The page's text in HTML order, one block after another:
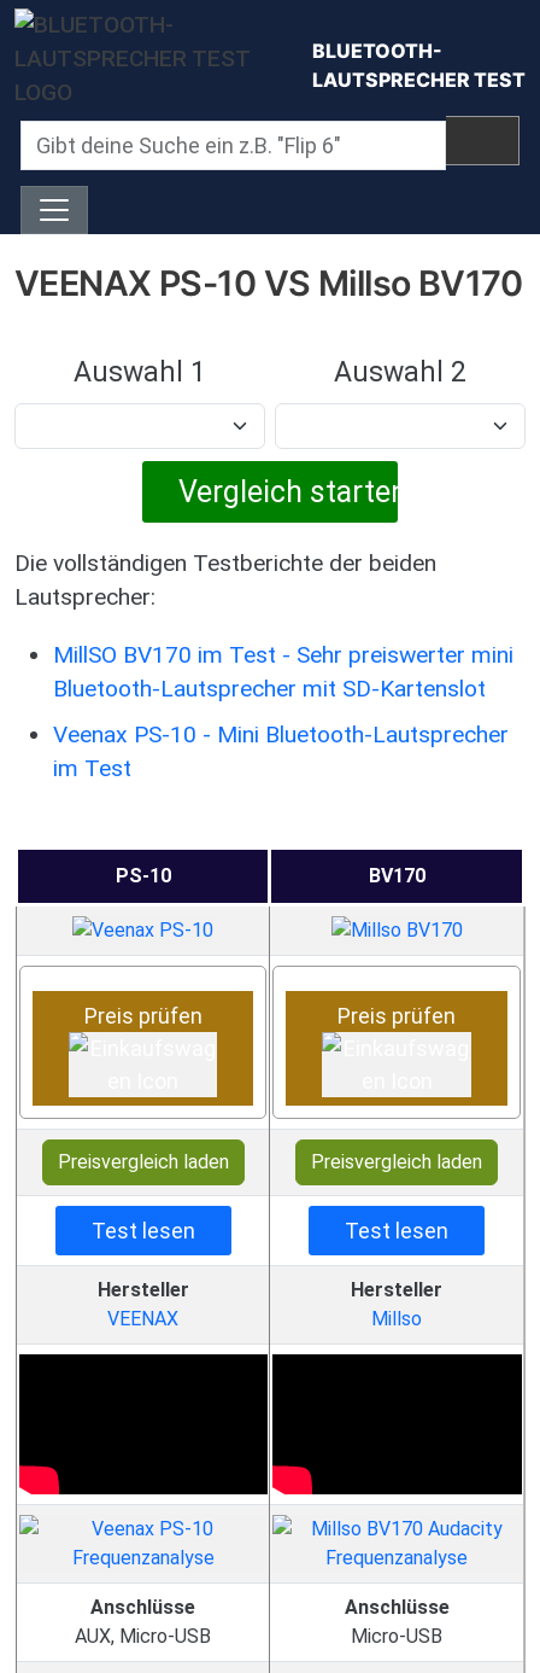
Direkt zum Inhalt
BLUETOOTH-
LAUTSPRECHER TEST
VEENAX PS-10 VS Millso BV170
Auswahl 1 Auswahl 2
Die vollständigen Testberichte der beiden
Lautsprecher:
MillSO BV170 im Test - Sehr preiswerter mini
Bluetooth-Lautsprecher mit SD-Kartenslot
Veenax PS-10 - Mini Bluetooth-Lautsprecher
im Test
PS-10 BV170
Preis prüfen Preis prüfen
Preisvergleich laden Preisvergleich laden
Test lesen Test lesen
Hersteller
VEENAX
Hersteller
Millso
Anschlüsse
AUX, Micro-USB
Anschlüsse
Micro-USB